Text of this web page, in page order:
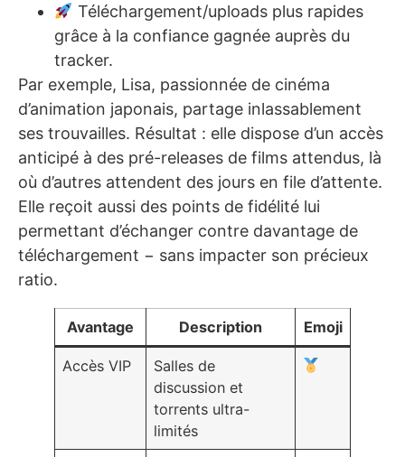
Téléchargement/uploads plus rapides
grâce à la confiance gagnée auprès du
tracker.
Par exemple, Lisa, passionnée de cinéma
d’animation japonais, partage inlassablement
ses trouvailles. Résultat : elle dispose d’un accès
anticipé à des pré-releases de films attendus, là
où d’autres attendent des jours en file d’attente.
Elle reçoit aussi des points de fidélité lui
permettant d’échanger contre davantage de
téléchargement − sans impacter son précieux
ratio.
Avantage Description Emoji
Accès VIP
Salles de
discussion et
torrents ultra-
limités